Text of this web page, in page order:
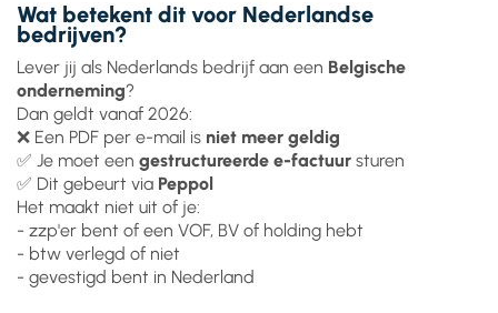
Wat betekent dit voor Nederlandse
bedrijven?
Lever jij als Nederlands bedrijf aan een Belgische
onderneming?
Dan geldt vanaf 2026:
❌ Een PDF per e-mail is niet meer geldig
✅ Je moet een gestructureerde e-factuur sturen
✅ Dit gebeurt via Peppol
Het maakt niet uit of je:
- zzp'er bent of een VOF, BV of holding hebt
- btw verlegd of niet
- gevestigd bent in Nederland